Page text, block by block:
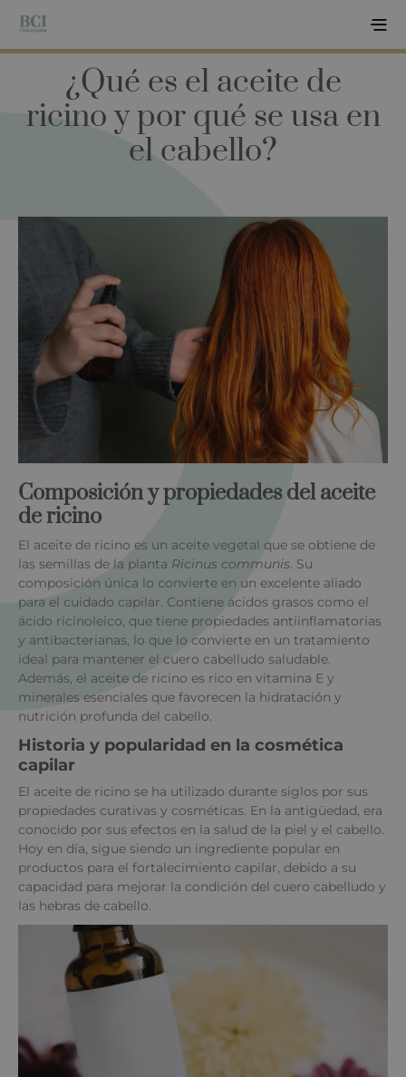
¿Qué es el aceite de
ricino y por qué se usa en
el cabello?
Composición y propiedades del aceite
de ricino
El aceite de ricino es un aceite vegetal que se obtiene de
las semillas de la planta Ricinus communis. Su
composición única lo convierte en un excelente aliado
para el cuidado capilar. Contiene ácidos grasos como el
ácido ricinoleico, que tiene propiedades antiinflamatorias
y antibacterianas, lo que lo convierte en un tratamiento
ideal para mantener el cuero cabelludo saludable.
Además, el aceite de ricino es rico en vitamina E y
minerales esenciales que favorecen la hidratación y
nutrición profunda del cabello.
Historia y popularidad en la cosmética
capilar
El aceite de ricino se ha utilizado durante siglos por sus
propiedades curativas y cosméticas. En la antigüedad, era
conocido por sus efectos en la salud de la piel y el cabello.
Hoy en día, sigue siendo un ingrediente popular en
productos para el fortalecimiento capilar, debido a su
capacidad para mejorar la condición del cuero cabelludo y
las hebras de cabello.